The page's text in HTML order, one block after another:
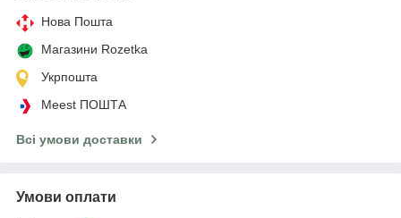
Нова Пошта
Магазини Rozetka
Укрпошта
Meest ПОШТА
Всі умови доставки
Умови оплати